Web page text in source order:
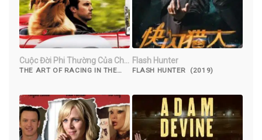
Cuộc Đời Phi Thường Của Chú
Chó Enzo
THE ART OF RACING IN THE
Flash Hunter
FLASH HUNTER (2019)